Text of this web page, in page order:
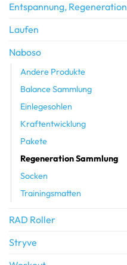
Entspannung, Regeneration
Laufen
Naboso
Andere Produkte
Balance Sammlung
Einlegesohlen
Kraftentwicklung
Pakete
Regeneration Sammlung
Socken
Trainingsmatten
RAD Roller
Stryve